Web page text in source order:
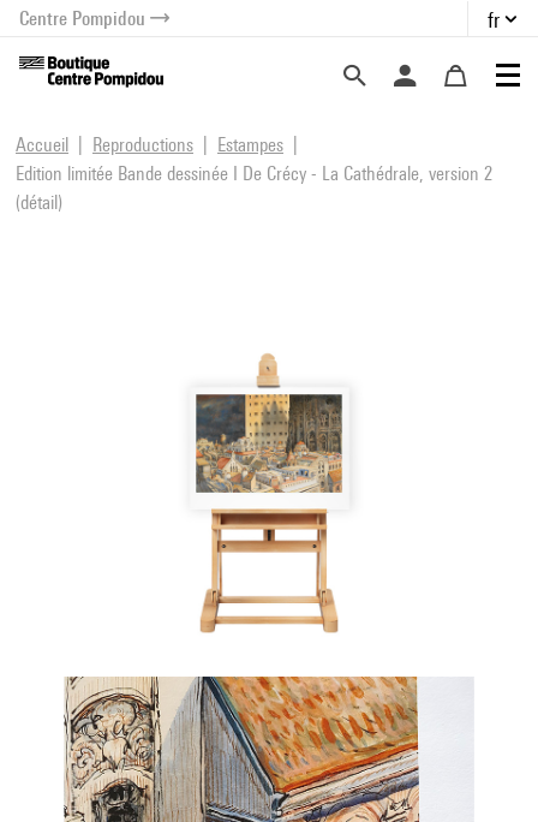
menu
contenu
Centre Pompidou fr
Accueil Reproductions
Estampes
Edition limitée Bande dessinée I De Crécy - La Cathédrale, version 2
(détail)